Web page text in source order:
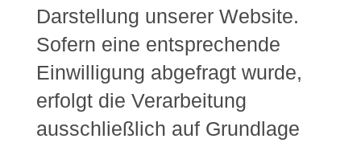
Darstellung unserer Website.
Sofern eine entsprechende
Einwilligung abgefragt wurde,
erfolgt die Verarbeitung
ausschließlich auf Grundlage